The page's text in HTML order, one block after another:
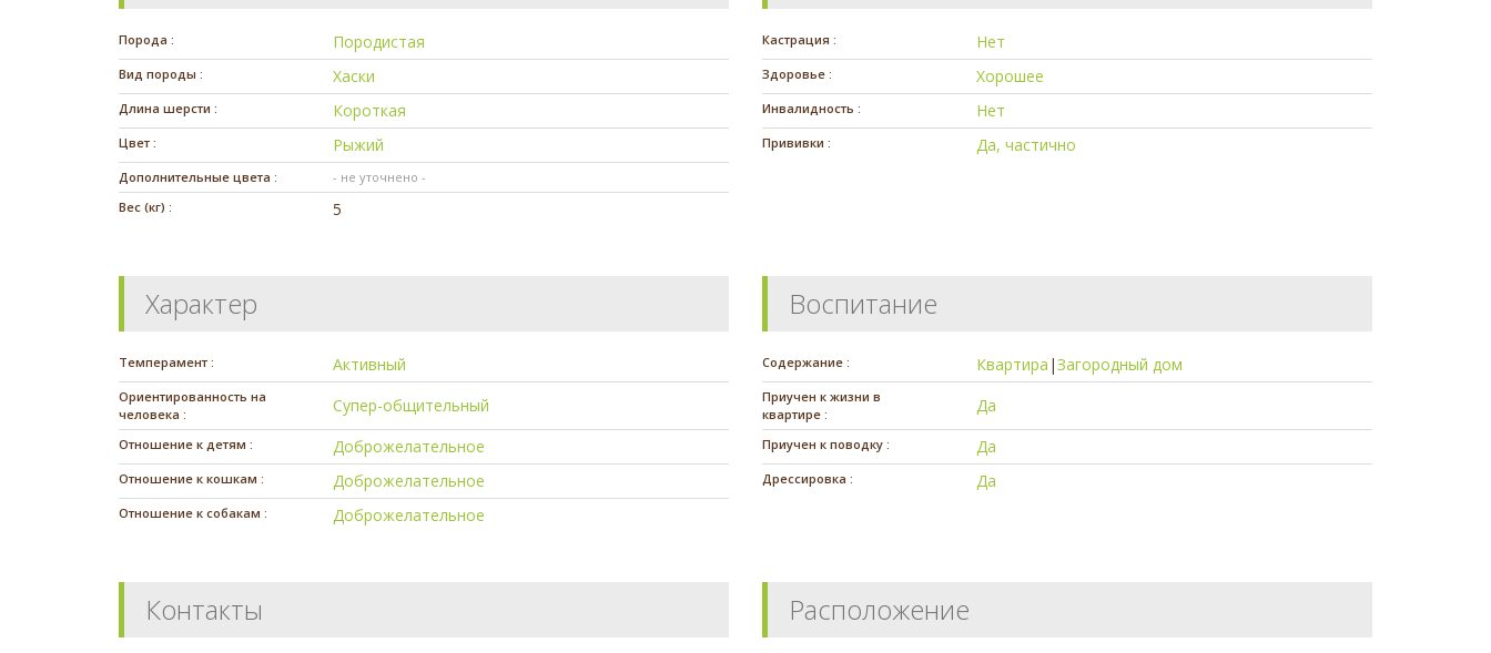
Порода : Породистая
Вид породы : Хаски
Длина шерсти : Короткая
Цвет : Рыжий
Дополнительные цвета :
- не уточнено -
Вес (кг) :
5
Кастрация : Нет
Здоровье : Хорошее
Инвалидность : Нет
Прививки : Да, частично
Характер
Темперамент : Активный
Ориентированность на
человека :
Супер-общительный
Отношение к детям : Доброжелательное
Отношение к кошкам : Доброжелательное
Отношение к собакам : Доброжелательное
Воспитание
Содержание : Квартира |Загородный дом
Приучен к жизни в
квартире :
Да
Приучен к поводку : Да
Дрессировка : Да
Контакты Расположение